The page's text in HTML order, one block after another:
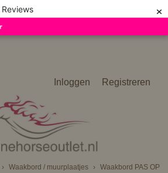
Reviews ×
Inloggen Registreren
› Waakbord / muurplaatjes › Waakbord PAS OP